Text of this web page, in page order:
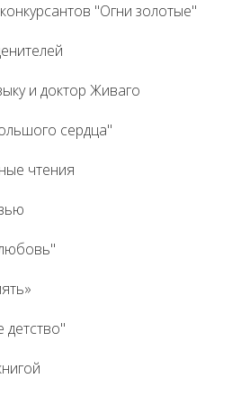
"Огни золотые"
и доктор Живаго
сердца"
чтения